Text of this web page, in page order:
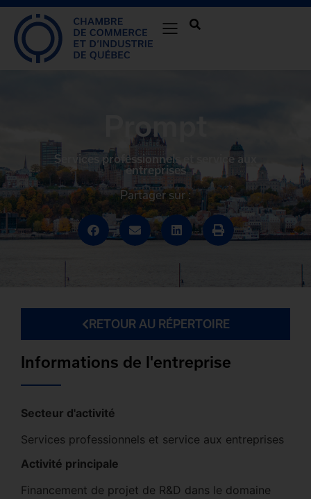
Prompt
Services professionnels et service aux
entreprises
Partager sur :
RETOUR AU RÉPERTOIRE
Informations de l'entreprise
Secteur d'activité
Services professionnels et service aux entreprises
Activité principale
Financement de projet de R&D dans le domaine